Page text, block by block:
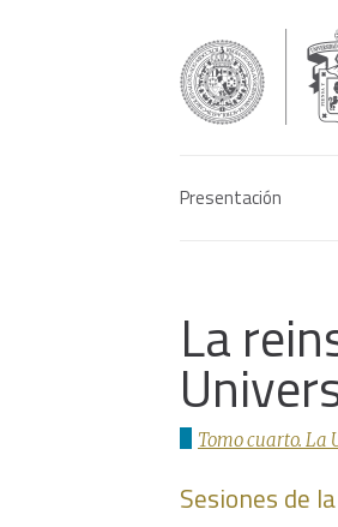
Presentación
La
Tomo cuarto. La
Sesiones de